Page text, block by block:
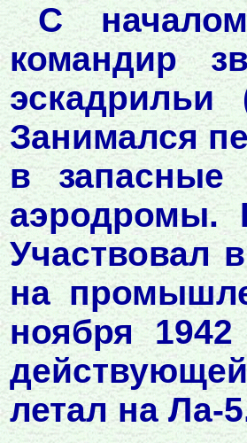
С
командир
эскадрильи
Занимался
в запасные
аэродромы.
Участвовал
на
ноября
летал на Ла-